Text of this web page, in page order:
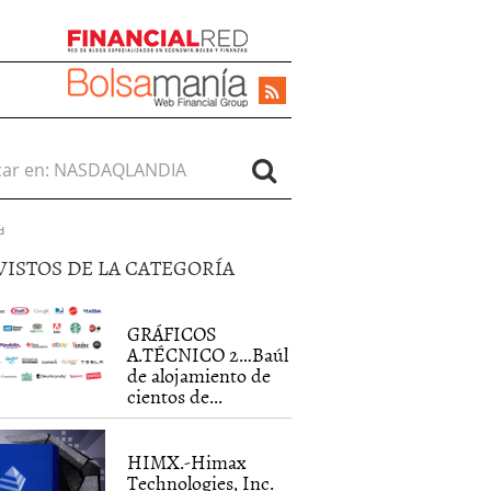
en:
DE LA CATEGORÍA
GRÁFICOS
A.TÉCNICO 2…Baúl
de alojamiento de
cientos de...
HIMX.-Himax
Technologies, Inc.